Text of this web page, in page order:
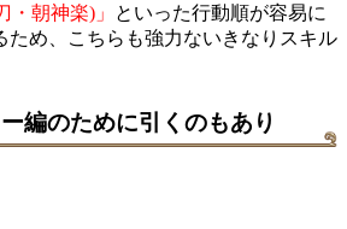
朝神楽)」
といった行動順が容易に
ため、こちらも強力ないきなりスキル
編のために引くのもあり